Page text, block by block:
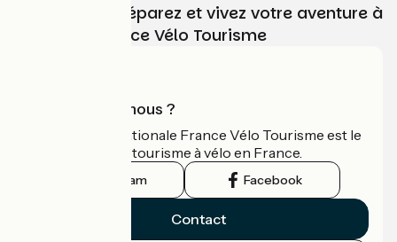
Choisissez, préparez et vivez votre aventure à
vélo avec France Vélo Tourisme
Qui sommes-nous ?
L'association nationale France Vélo Tourisme est le
guide officiel du tourisme à vélo en France.
Instagram Facebook
Contact